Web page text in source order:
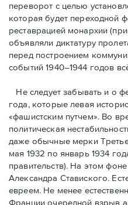
переворот с целью
которая будет переходной
реставрацией монархии
объявляли диктатуру
перед построением
событий 1940–1944 годов
Не следует забывать и о
года, которые левая
«фашистским путчем». Во
политическая
даже обычные мерки
мая 1932 по январь 1934
правительств). На этом
Александра Ставиского.
евреем. Не менее
Франции очередной взрыв